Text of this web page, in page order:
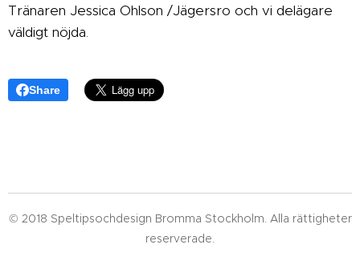
Tränaren Jessica Ohlson /Jägersro och vi delägare
väldigt nöjda.
Share
© 2018 Speltipsochdesign Bromma Stockholm. Alla rättigheter
reserverade.